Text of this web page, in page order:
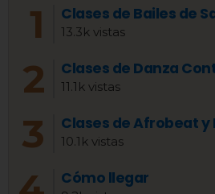
Clases de Bailes de
13.3k vistas
Clases de Danza
11.1k vistas
Clases de Afrobeat y
10.1k vistas
Cómo llegar